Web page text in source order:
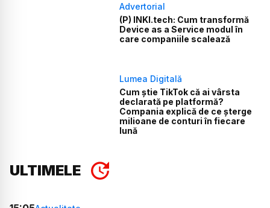
Advertorial
(P) INKI.tech: Cum transformă
Device as a Service modul în
care companiile scalează
Lumea Digitală
Cum știe TikTok că ai vârsta
declarată pe platformă?
Compania explică de ce șterge
milioane de conturi în fiecare
lună
ULTIMELE